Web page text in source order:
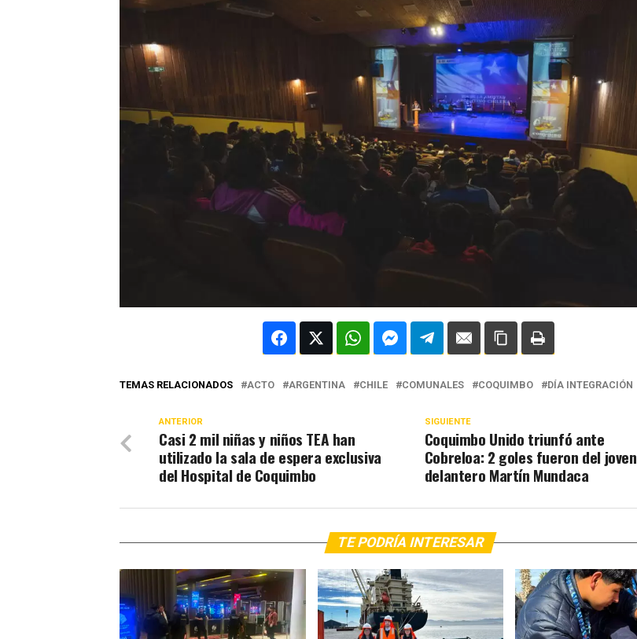
TEMAS RELACIONADOS ACTO ARGENTINA CHILE COMUNALES COQUIMBO DÍA INTEGRACIÓN
SIGUIENTE
Coquimbo Unido triunfó ante
Cobreloa: 2 goles fueron del joven
delantero Martín Mundaca
ANTERIOR
Casi 2 mil niñas y niños TEA han
utilizado la sala de espera exclusiva
del Hospital de Coquimbo
TE PODRÍA INTERESAR